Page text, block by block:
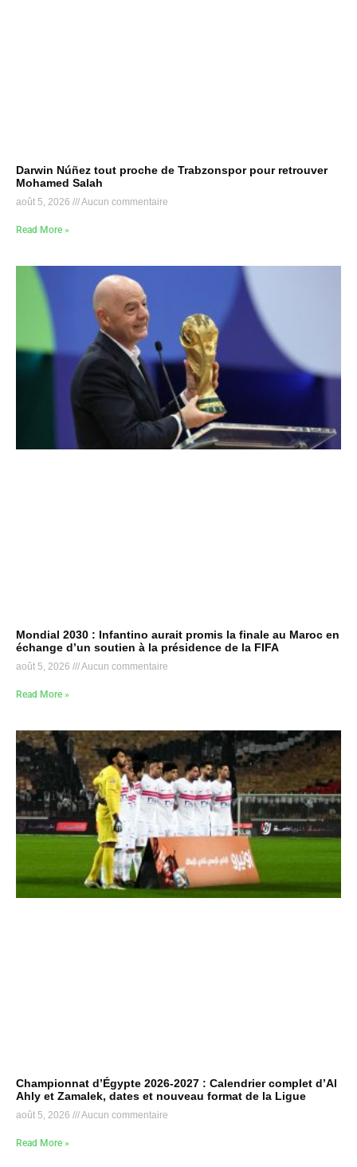
Darwin Núñez tout proche de Trabzonspor pour retrouver
Mohamed Salah
août 5, 2026 Aucun commentaire
Read More »
Mondial 2030 : Infantino aurait promis la finale au Maroc en
échange d’un soutien à la présidence de la FIFA
août 5, 2026 Aucun commentaire
Read More »
Championnat d’Égypte 2026-2027 : Calendrier complet d’Al
Ahly et Zamalek, dates et nouveau format de la Ligue
août 5, 2026 Aucun commentaire
Read More »